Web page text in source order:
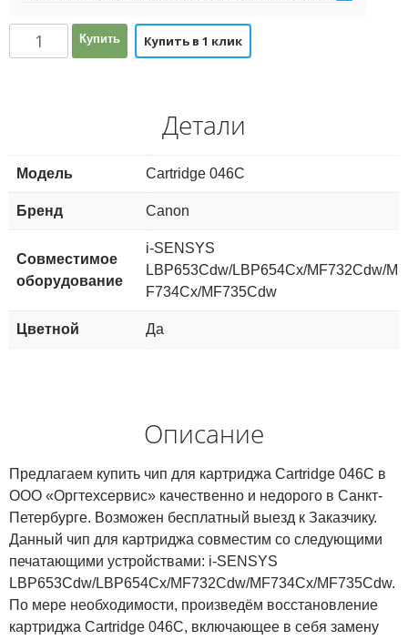
КоличествоКупить Купить в 1 клик
Детали
Модель Cartridge 046C
Бренд Canon
Совместимое
оборудование
i-SENSYS
LBP653Cdw/LBP654Cx/MF732Cdw/M
F734Cx/MF735Cdw
Цветной Да
Описание
Предлагаем купить чип для картриджа Cartridge 046C в
ООО «Оргтехсервис» качественно и недорого в Санкт-
Петербурге. Возможен бесплатный выезд к Заказчику.
Данный чип для картриджа совместим со следующими
печатающими устройствами: i-SENSYS
LBP653Cdw/LBP654Cx/MF732Cdw/MF734Cx/MF735Cdw.
По мере необходимости, произведём восстановление
картриджа Cartridge 046C, включающее в себя замену